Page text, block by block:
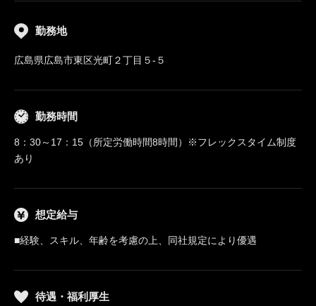
勤務地
広島県広島市東区光町２丁目５-５
勤務時間
8：30～17：15（所定労働時間8時間）※フレックスタイム制度
あり
想定給与
■経験、スキル、年齢を考慮の上、同社規定により優遇
待遇・福利厚生